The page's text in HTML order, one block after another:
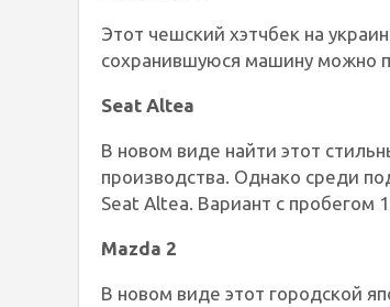
Этот чешский хэтчбек на
сохранившуюся машину можно
Seat Altea
В новом виде найти этот
производства. Однако среди
Seat Altea. Вариант с пробегом
Mazda 2
В новом виде этот городской